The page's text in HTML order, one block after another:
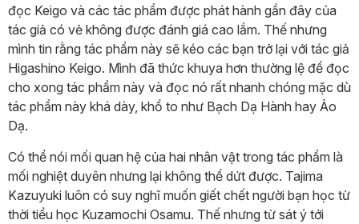
đọc Keigo và các tác phẩm được phát hành gần đây của
tác giả có vẻ không được đánh giá cao lắm. Thế nhưng
mình tin rằng tác phẩm này sẽ kéo các bạn trở lại với tác giả
Higashino Keigo. Mình đã thức khuya hơn thường lệ để đọc
cho xong tác phẩm này và đọc nó rất nhanh chóng mặc dù
tác phẩm này khá dày, khổ to như Bạch Dạ Hành hay Ảo
Dạ.
Có thể nói mối quan hệ của hai nhân vật trong tác phẩm là
mối nghiệt duyên nhưng lại không thể dứt được. Tajima
Kazuyuki luôn có suy nghĩ muốn giết chết người bạn học từ
thời tiểu học Kuzamochi Osamu. Thế nhưng từ sát ý tới